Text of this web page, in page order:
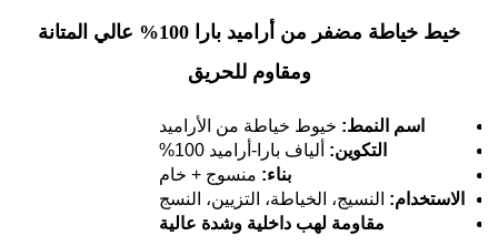
خيط خياطة مضفر من أراميد بارا 100% عالي المتانة
ومقاوم للحريق
اسم النمط: خيوط خياطة من الأراميد
التكوين: ألياف بارا-أراميد 100%
بناء: منسوج + خام
الاستخدام: النسيج، الخياطة، التزيين، النسج
مقاومة لهب داخلية وشدة عالية